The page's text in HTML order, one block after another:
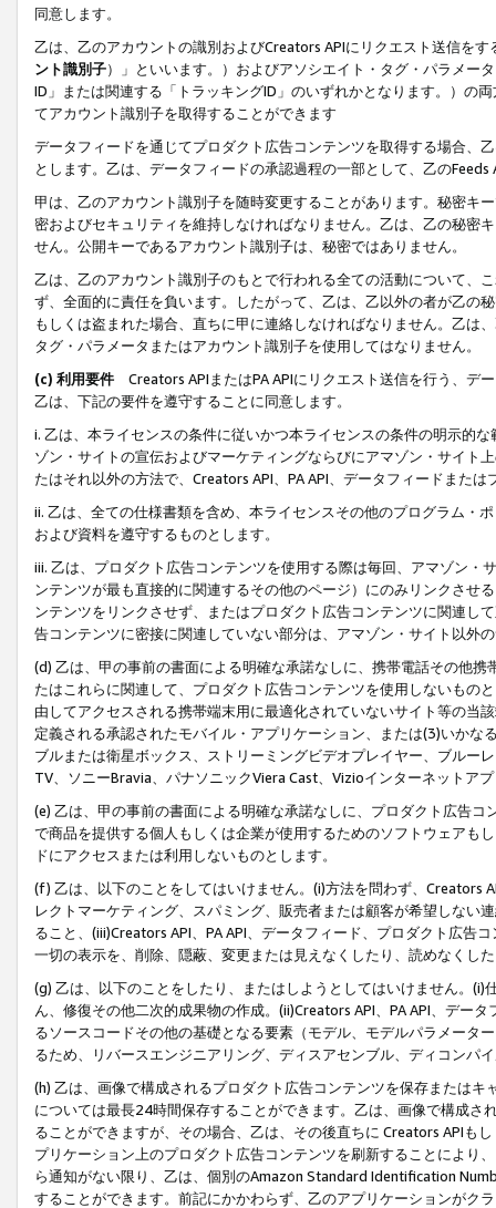
同意します。
乙は、乙のアカウントの識別およびCreators APIにリクエスト送信を
ント識別子）」といいます。）およびアソシエイト・タグ・パラメー
ID」または関連する「トラッキングID」のいずれかとなります。）の
てアカウント識別子を取得することができます
データフィードを通じてプロダクト広告コンテンツを取得する場合、
とします。乙は、データフィードの承認過程の一部として、乙の
甲は、乙のアカウント識別子を随時変更することがあります。秘密キ
密およびセキュリティを維持しなければなりません。乙は、乙の秘密
せん。公開キーであるアカウント識別子は、秘密ではありません。
乙は、乙のアカウント識別子のもとで行われる全ての活動について、
ず、全面的に責任を負います。したがって、乙は、乙以外の者が乙の
もしくは盗まれた場合、直ちに甲に連絡しなければなりません。乙は
タグ・パラメータまたはアカウント識別子を使用してはなりません。
(c) 利用要件 Creators APIまたはPA APIにリクエスト送信を行う、デ
乙は、下記の要件を遵守することに同意します。
i. 乙は、本ライセンスの条件に従いかつ本ライセンスの条件の明示的
ゾン・サイトの宣伝およびマーケティングならびにアマゾン・サイト
たはそれ以外の方法で、Creators API、PA API、データフィードまた
ii. 乙は、全ての仕様書類を含め、本ライセンスその他のプログラム・
および資料を遵守するものとします。
iii. 乙は、プロダクト広告コンテンツを使用する際は毎回、アマゾン
ンテンツが最も直接的に関連するその他のページ）にのみリンクさせ
ンテンツをリンクさせず、またはプロダクト広告コンテンツに関連し
告コンテンツに密接に関連していない部分は、アマゾン・サイト以外
(d) 乙は、甲の事前の書面による明確な承諾なしに、携帯電話その他
たはこれらに関連して、プロダクト広告コンテンツを使用しないもの
由してアクセスされる携帯端末用に最適化されていないサイト等の当
定義される承認されたモバイル・アプリケーション、または(3)いか
ブルまたは衛星ボックス、ストリーミングビデオプレイヤー、ブルー
TV、ソニーBravia、パナソニックViera Cast、Vizioインターネットア
(e) 乙は、甲の事前の書面による明確な承諾なしに、プロダクト広告
で商品を提供する個人もしくは企業が使用するためのソフトウェアも
ドにアクセスまたは利用しないものとします。
(f) 乙は、以下のことをしてはいけません。(i)方法を問わず、Creators
レクトマーケティング、スパミング、販売者または顧客が希望しない
ること、(iii)Creators API、PA API、データフィード、プロダクト広告
一切の表示を、削除、隠蔽、変更または見えなくしたり、読めなくし
(g) 乙は、以下のことをしたり、またはしようとしてはいけません。
ん、修復その他二次的成果物の作成。(ii)Creators API、PA API、デー
るソースコードその他の基礎となる要素（モデル、モデルパラメータ
るため、リバースエンジニアリング、ディスアセンブル、ディコンパ
(h) 乙は、画像で構成されるプロダクト広告コンテンツを保存または
については最長24時間保存することができます。乙は、画像で構成
ることができますが、その場合、乙は、その後直ちに Creators APIも
プリケーション上のプロダクト広告コンテンツを刷新することにより
ら通知がない限り、乙は、個別のAmazon Standard Identification
することができます。前記にかかわらず、乙のアプリケーションがク